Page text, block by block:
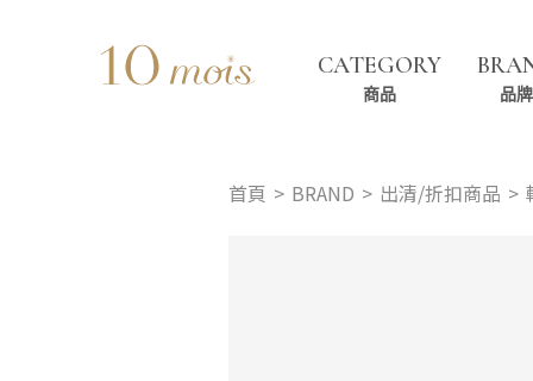
CATEGORY
商品 品牌
首頁 BRAND 出清/折扣商品